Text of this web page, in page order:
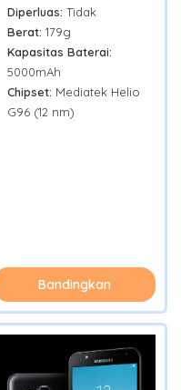
Diperluas: Tidak
Berat: 179g
Kapasitas Baterai:
5000mAh
Chipset: Mediatek Helio
G96 (12 nm)
Bandingkan